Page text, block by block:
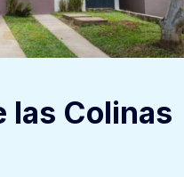
las Colinas